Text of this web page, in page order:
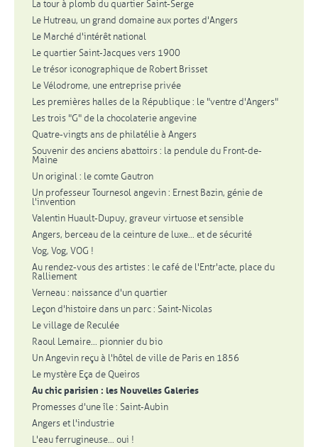
La tour à plomb du quartier Saint-Serge
Le Hutreau, un grand domaine aux portes d'Angers
Le Marché d'intérêt national
Le quartier Saint-Jacques vers 1900
Le trésor iconographique de Robert Brisset
Le Vélodrome, une entreprise privée
Les premières halles de la République : le "ventre d'Angers"
Les trois "G" de la chocolaterie angevine
Quatre-vingts ans de philatélie à Angers
Souvenir des anciens abattoirs : la pendule du Front-de-
Maine
Un original : le comte Gautron
Un professeur Tournesol angevin : Ernest Bazin, génie de
l'invention
Valentin Huault-Dupuy, graveur virtuose et sensible
Angers, berceau de la ceinture de luxe... et de sécurité
Vog, Vog, VOG !
Au rendez-vous des artistes : le café de l'Entr'acte, place du
Ralliement
Verneau : naissance d'un quartier
Leçon d'histoire dans un parc : Saint-Nicolas
Le village de Reculée
Raoul Lemaire... pionnier du bio
Un Angevin reçu à l'hôtel de ville de Paris en 1856
Le mystère Eça de Queiros
Au chic parisien : les Nouvelles Galeries
Promesses d'une île : Saint-Aubin
Angers et l'industrie
L'eau ferrugineuse... oui !